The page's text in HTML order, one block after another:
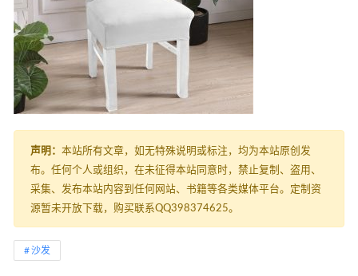
声明： 本站所有文章，如无特殊说明或标注，均为本站原创发
布。任何个人或组织，在未征得本站同意时，禁止复制、盗用、
采集、发布本站内容到任何网站、书籍等各类媒体平台。定制资
源暂未开放下载，购买联系QQ398374625。
沙发
沙发花色宝(1983)
全自动模板床上三件套 自动 拷贝 2022-04-10